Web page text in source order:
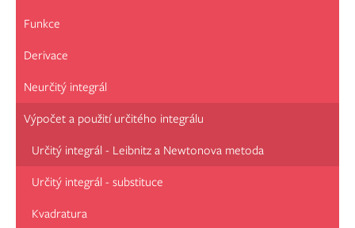
Funkce
Derivace
Neurčitý integrál
Výpočet a použití určitého integrálu
Určitý integrál - Leibnitz a Newtonova metoda
Určitý integrál - substituce
Kvadratura